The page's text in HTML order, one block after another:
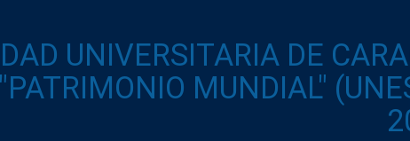
UNIVERSITARIA DE
"PATRIMONIO MUNDIAL"